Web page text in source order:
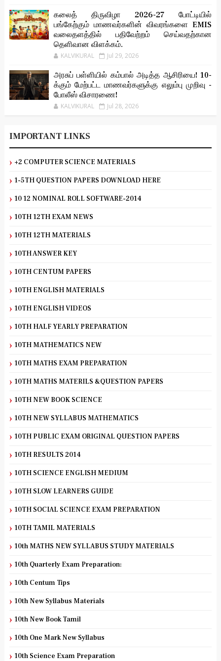
கலைத் திருவிழா 2026-27 போட்டியில்
பங்கேற்கும் மாணவர்களின் விவரங்களை EMIS
வலைதளத்தில் பதிவேற்றம் செய்வதற்கான
தெளிவான விளக்கம்.
KALVIKURAL Jul 29, 2026
அரசுப் பள்ளியில் கம்பால் அடித்த ஆசிரியை! 10-
க்கும் மேற்பட்ட மாணவர்களுக்கு எலும்பு முறிவு -
போலீஸ் விசாரணை!
KALVIKURAL Jul 28, 2026
IMPORTANT LINKS
+2 COMPUTER SCIENCE MATERIALS
1-5TH QUESTION PAPERS DOWNLOAD HERE
10 12 NOMINAL ROLL SOFTWARE-2014
10TH 12TH EXAM NEWS
10TH 12TH MATERIALS
10TH ANSWER KEY
10TH CENTUM PAPERS
10TH ENGLISH MATERIALS
10TH ENGLISH VIDEOS
10TH HALF YEARLY PREPARATION
10TH MATHEMATICS NEW
10TH MATHS EXAM PREPARATION
10TH MATHS MATERILS &QUESTION PAPERS
10TH NEW BOOK SCIENCE
10TH NEW SYLLABUS MATHEMATICS
10TH PUBLIC EXAM ORIGINAL QUESTION PAPERS
10TH RESULTS 2014
10TH SCIENCE ENGLISH MEDIUM
10TH SLOW LEARNERS GUIDE
10TH SOCIAL SCIENCE EXAM PREPARATION
10TH TAMIL MATERIALS
10th MATHS NEW SYLLABUS STUDY MATERIALS
10th Quarterly Exam Preparation:
10th Centum Tips
10th New Syllabus Materials
10th New Book Tamil
10th One Mark New Syllabus
10th Science Exam Preparation